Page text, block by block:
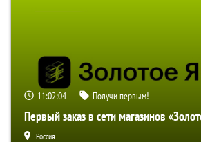
11:02:02 Получи первым!
Первый заказ в сети магазинов
Россия